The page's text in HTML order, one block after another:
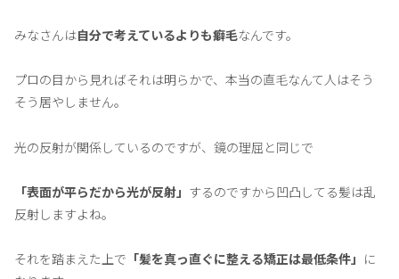
みなさんは自分で考えているよりも癖毛なんです。
プロの目から見ればそれは明らかで、本当の直毛なんて人はそう
そう居やしません。
光の反射が関係しているのですが、鏡の理屈と同じで
「表面が平らだから光が反射」 するのですから凹凸してる髪は乱
反射しますよね。
それを踏まえた上で 「髪を真っ直ぐに整える矯正は最低条件」 に